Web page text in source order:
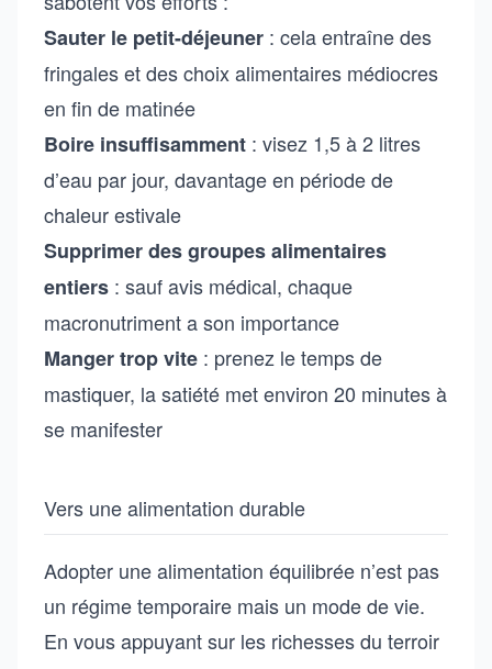
Sauter le petit-déjeuner : cela entraîne des
fringales et des choix alimentaires médiocres
en fin de matinée
Boire insuffisamment : visez 1,5 à 2 litres
d’eau par jour, davantage en période de
chaleur estivale
Supprimer des groupes alimentaires
entiers : sauf avis médical, chaque
macronutriment a son importance
Manger trop vite : prenez le temps de
mastiquer, la satiété met environ 20 minutes à
se manifester
Vers une alimentation durable
Adopter une alimentation équilibrée n’est pas
un régime temporaire mais un mode de vie.
En vous appuyant sur les richesses du terroir